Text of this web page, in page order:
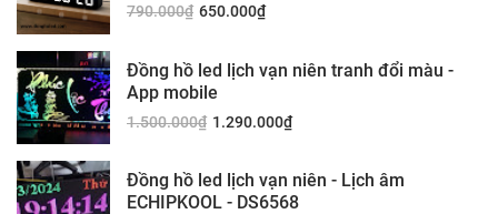
790.000₫ 650.000₫
Đồng hồ led lịch vạn niên tranh đổi màu -
App mobile
1.500.000₫ 1.290.000₫
Đồng hồ led lịch vạn niên - Lịch âm
ECHIPKOOL - DS6568